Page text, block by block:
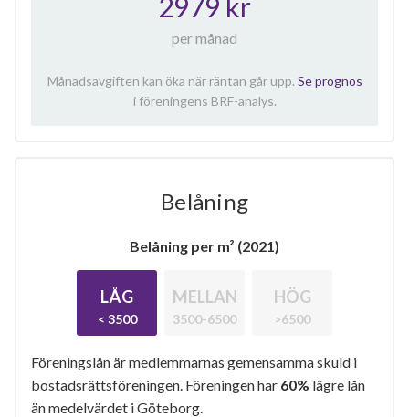
per månad
Månadsavgiften kan öka när räntan går upp. Se prognos
i föreningens BRF-analys.
Belåning
Belåning per m² (2021)
LÅG
< 3500
MELLAN
3500-6500
HÖG
>6500
Föreningslån är medlemmarnas gemensamma skuld i
bostadsrättsföreningen. Föreningen har 60% lägre lån
än medelvärdet i Göteborg.